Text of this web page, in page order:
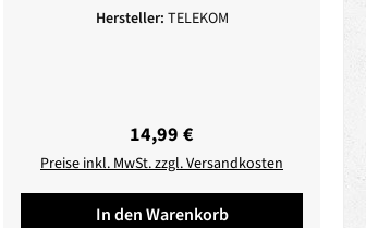
Hersteller: TELEKOM
Regulärer Preis:
14,99 €
Preise inkl. MwSt. zzgl. Versandkosten
In den Warenkorb